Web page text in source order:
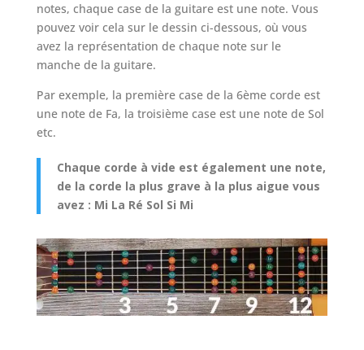
notes, chaque case de la guitare est une note. Vous
pouvez voir cela sur le dessin ci-dessous, où vous
avez la représentation de chaque note sur le
manche de la guitare.
Par exemple, la première case de la 6ème corde est
une note de Fa, la troisième case est une note de Sol
etc.
Chaque corde à vide est également une note,
de la corde la plus grave à la plus aigue vous
avez : Mi La Ré Sol Si Mi